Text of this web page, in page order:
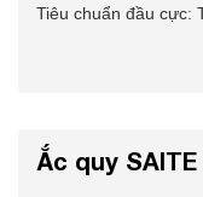
Tiêu chuẩn đầu cực:
Ắc quy SAITE